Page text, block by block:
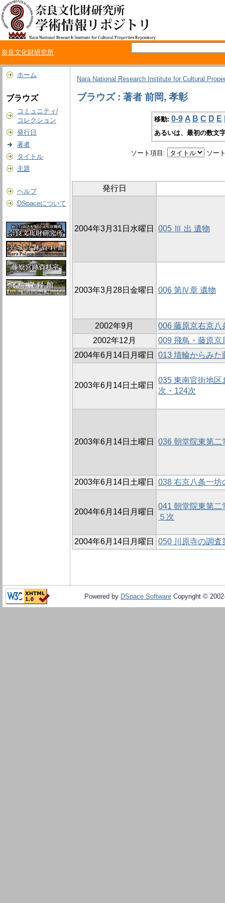
奈良文化財研究所
ホーム
ブラウズ
コミュニティ/
コレクション
発行日
著者
タイトル
主題
ヘルプ
DSpaceについて
Nara National Research Institute for Cultural
ブラウズ : 著者 前岡, 孝彰
移動: 0-9 A B C D E
あるいは、最初の数文
ソート項目: ソー
発行日
2004年3月31日水曜日 005 Ⅲ 出 遺物
2003年3月28日金曜日 006 第Ⅳ章 遺物
2002年9月
006 藤原京右京八
2002年12月
009 飛鳥・藤原京
2004年6月14日月曜日
013 埴輪からみた
2003年6月14日土曜日
035 東南官街地区
次・124次
2003年6月14日土曜日 036 朝堂院東第二
2003年6月14日土曜日 038 右京八条一坊
2004年6月14日月曜日
041 朝堂院東第二
５次
2004年6月14日月曜日 050 川原寺の調査
Powered by DSpace Software Copyright ©